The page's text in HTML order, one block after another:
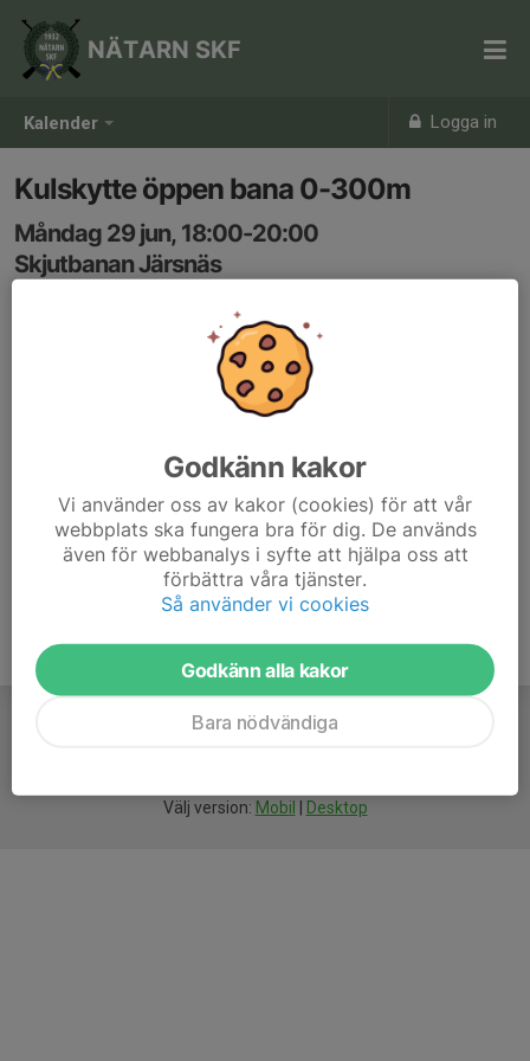
Kalender Logga in
NÄTARN SKF
Kulskytte öppen bana 0-300m
Måndag 29 jun, 18:00-20:00
Skjutbanan Järsnäs
Vid fler än 2 skyttar utses skjutledare på plats.
Välj version: Mobil Desktop
Godkänn kakor
Vi använder oss av kakor (cookies) för att vår
webbplats ska fungera bra för dig. De används
även för webbanalys i syfte att hjälpa oss att
förbättra våra tjänster.
Så använder vi cookies
Godkänn alla kakor
Bara nödvändiga